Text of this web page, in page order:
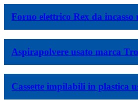
Forno elettrico Rex da incasso
Aspirapolvere usato marca
Cassette impilabili in plastica